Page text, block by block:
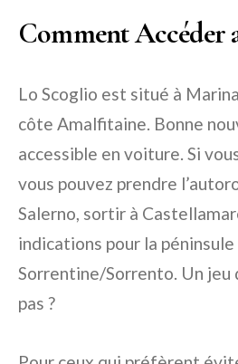
Comment Accéder
Lo Scoglio est situé à
côte Amalfitaine. Bonne
accessible en voiture. Si
vous pouvez prendre
Salerno, sortir à
indications pour la péninsule
Sorrentine/Sorrento. Un jeu
pas ?